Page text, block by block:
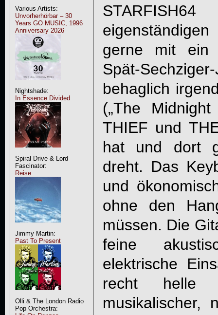
Various Artists:
Unvorherhörbar – 30
Years GO MUSIC, 1996
Anniversary 2026
Nightshade:
In Essence Divided
Spiral Drive & Lord
Fascinator:
Reise
Jimmy Martin:
Past To Present
Olli & The London Radio
Pop Orchestra:
gerne mit ein
Spät-
behaglich
(„The
THIEF und
hat und dort
dreht. Das
und
ohne den
müssen. Die
feine
elektrische
recht helle
musikalischer,